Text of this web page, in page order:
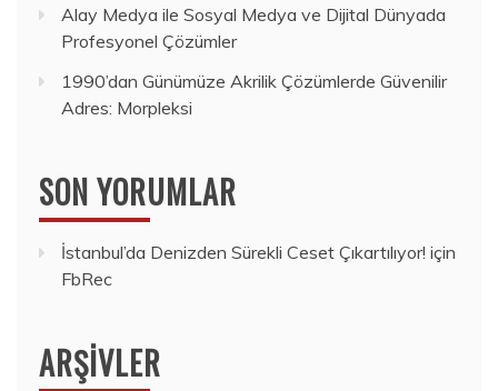
Alay Medya ile Sosyal Medya ve Dijital Dünyada
Profesyonel Çözümler
1990’dan Günümüze Akrilik Çözümlerde Güvenilir
Adres: Morpleksi
SON YORUMLAR
İstanbul’da Denizden Sürekli Ceset Çıkartılıyor! için
FbRec
ARŞIVLER